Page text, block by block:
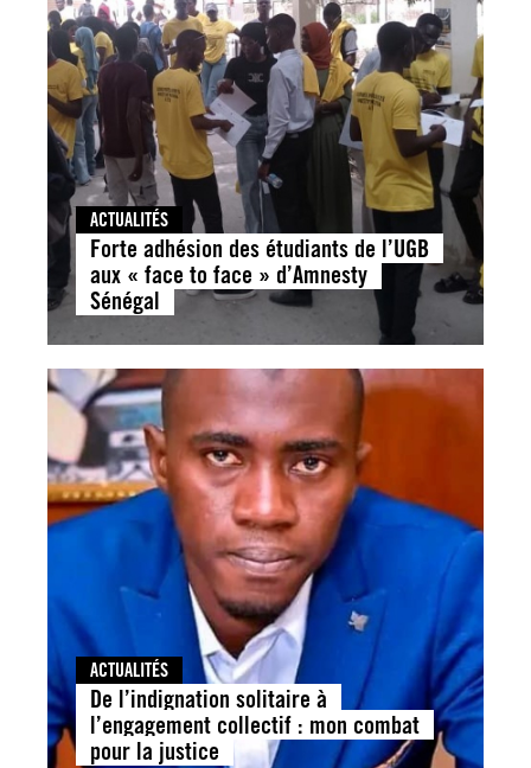
ACTUALITÉS
Forte adhésion des étudiants de l’UGB
aux « face to face » d’Amnesty
Sénégal
ACTUALITÉS
De l’indignation solitaire à
l’engagement collectif : mon combat
pour la justice